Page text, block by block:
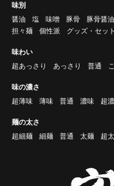
味別
醤油
塩 味噌 豚骨 豚骨醤油
担々麺
個性派 グッズ・セット
味わい
超あっさり
あっさり 普通
味の濃さ
超薄味
薄味 普通 濃味 超
麺の太さ
超細麺
細麺 普通 太麺 超